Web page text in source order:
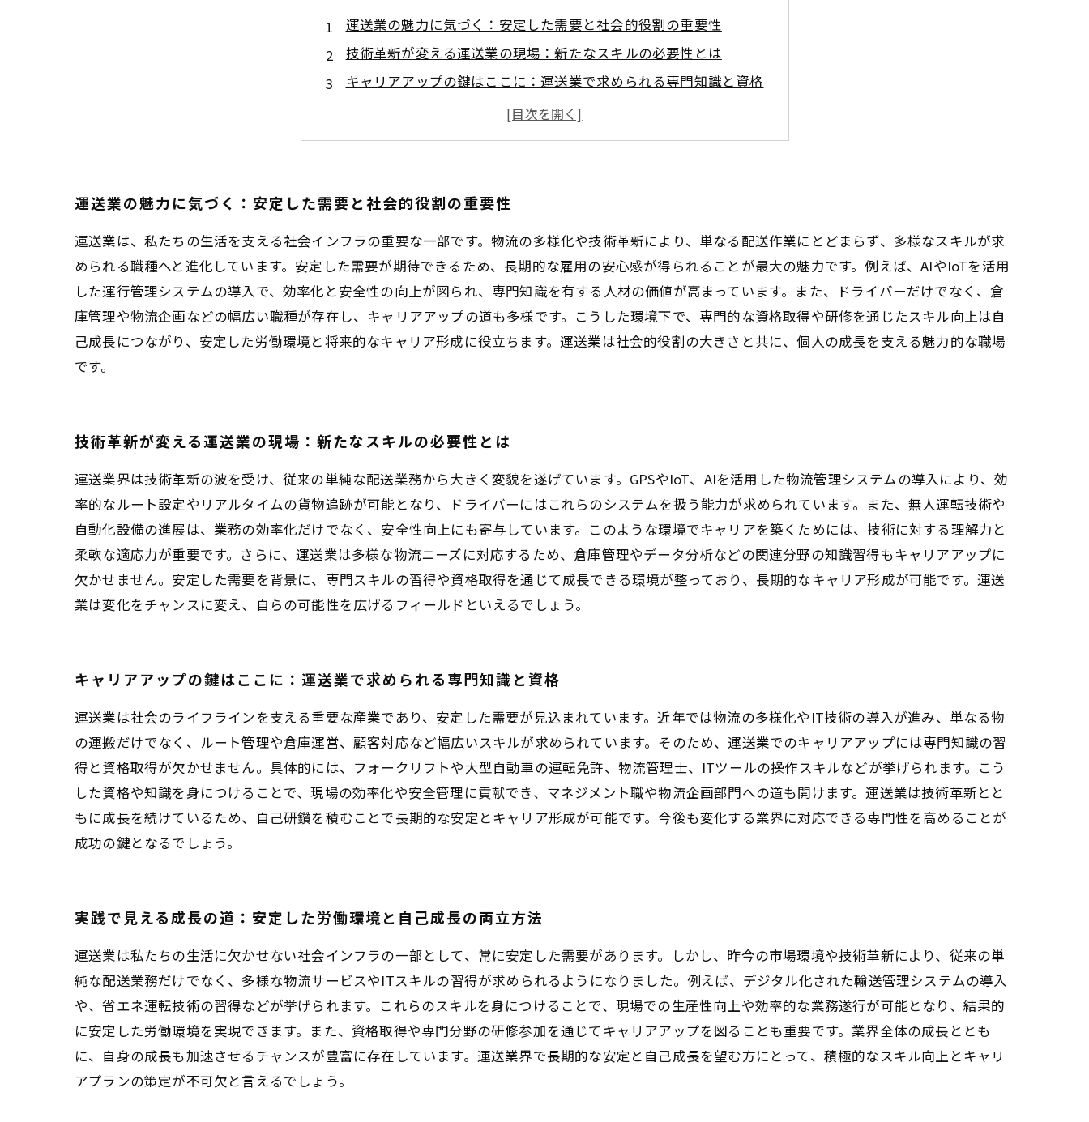
運送業の魅力に気づく：安定した需要と社会的役割の重要性
技術革新が変える運送業の現場：新たなスキルの必要性とは
キャリアアップの鍵はここに：運送業で求められる専門知識と資格
実践で見える成長の道：安定した労働環境と自己成長の両立方法
未来を築く運送業のキャリア：長期的な安定と可能性を掴むために
成功事例に学ぶ：運送業で実現する安定と成長の秘訣
運送業の魅力に気づく：安定した需要と社会的役割の重要性
運送業は、私たちの生活を支える社会インフラの重要な一部です。物流の多様化や技術革新により、単なる配送作業にとどまらず、多様なスキルが求
められる職種へと進化しています。安定した需要が期待できるため、長期的な雇用の安心感が得られることが最大の魅力です。例えば、AIやIoTを活用
した運行管理システムの導入で、効率化と安全性の向上が図られ、専門知識を有する人材の価値が高まっています。また、ドライバーだけでなく、倉
庫管理や物流企画などの幅広い職種が存在し、キャリアアップの道も多様です。こうした環境下で、専門的な資格取得や研修を通じたスキル向上は自
己成長につながり、安定した労働環境と将来的なキャリア形成に役立ちます。運送業は社会的役割の大きさと共に、個人の成長を支える魅力的な職場
です。
技術革新が変える運送業の現場：新たなスキルの必要性とは
運送業界は技術革新の波を受け、従来の単純な配送業務から大きく変貌を遂げています。GPSやIoT、AIを活用した物流管理システムの導入により、効
率的なルート設定やリアルタイムの貨物追跡が可能となり、ドライバーにはこれらのシステムを扱う能力が求められています。また、無人運転技術や
自動化設備の進展は、業務の効率化だけでなく、安全性向上にも寄与しています。このような環境でキャリアを築くためには、技術に対する理解力と
柔軟な適応力が重要です。さらに、運送業は多様な物流ニーズに対応するため、倉庫管理やデータ分析などの関連分野の知識習得もキャリアアップに
欠かせません。安定した需要を背景に、専門スキルの習得や資格取得を通じて成長できる環境が整っており、長期的なキャリア形成が可能です。運送
業は変化をチャンスに変え、自らの可能性を広げるフィールドといえるでしょう。
キャリアアップの鍵はここに：運送業で求められる専門知識と資格
運送業は社会のライフラインを支える重要な産業であり、安定した需要が見込まれています。近年では物流の多様化やIT技術の導入が進み、単なる物
の運搬だけでなく、ルート管理や倉庫運営、顧客対応など幅広いスキルが求められています。そのため、運送業でのキャリアアップには専門知識の習
得と資格取得が欠かせません。具体的には、フォークリフトや大型自動車の運転免許、物流管理士、ITツールの操作スキルなどが挙げられます。こう
した資格や知識を身につけることで、現場の効率化や安全管理に貢献でき、マネジメント職や物流企画部門への道も開けます。運送業は技術革新とと
もに成長を続けているため、自己研鑽を積むことで長期的な安定とキャリア形成が可能です。今後も変化する業界に対応できる専門性を高めることが
成功の鍵となるでしょう。
実践で見える成長の道：安定した労働環境と自己成長の両立方法
運送業は私たちの生活に欠かせない社会インフラの一部として、常に安定した需要があります。しかし、昨今の市場環境や技術革新により、従来の単
純な配送業務だけでなく、多様な物流サービスやITスキルの習得が求められるようになりました。例えば、デジタル化された輸送管理システムの導入
や、省エネ運転技術の習得などが挙げられます。これらのスキルを身につけることで、現場での生産性向上や効率的な業務遂行が可能となり、結果的
に安定した労働環境を実現できます。また、資格取得や専門分野の研修参加を通じてキャリアアップを図ることも重要です。業界全体の成長ととも
に、自身の成長も加速させるチャンスが豊富に存在しています。運送業界で長期的な安定と自己成長を望む方にとって、積極的なスキル向上とキャリ
アプランの策定が不可欠と言えるでしょう。